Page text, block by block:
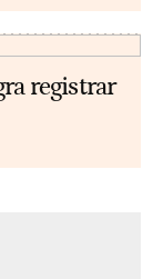
registrar